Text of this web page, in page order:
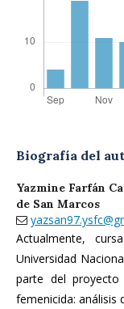
Biografía del
Yazmine Farfán
de San Marcos
Actualmente,
Universidad
parte del proyecto
femenicida: análisis